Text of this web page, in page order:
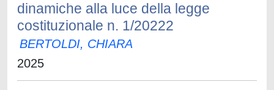
dinamiche alla luce della legge
costituzionale n. 1/20222
BERTOLDI, CHIARA
2025